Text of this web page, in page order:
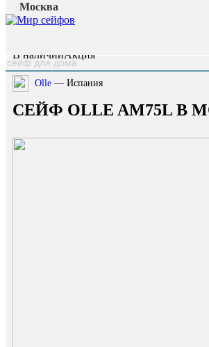
Москва
Главная страница
Каталог /
В наличииАкция
Olle — Испания
СЕЙФ OLLE AM75L В